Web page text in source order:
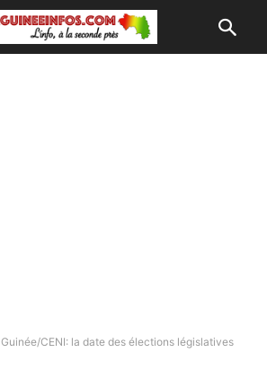
Guinée/CENI: la date des élections législatives